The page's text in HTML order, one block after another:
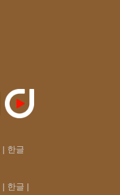
| 한글
| 한글 |